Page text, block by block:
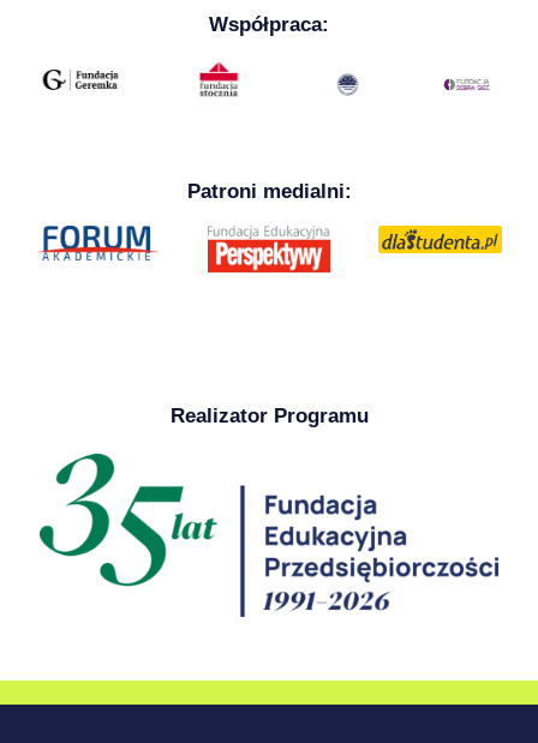
Współpraca:
Patroni medialni:
Realizator Programu